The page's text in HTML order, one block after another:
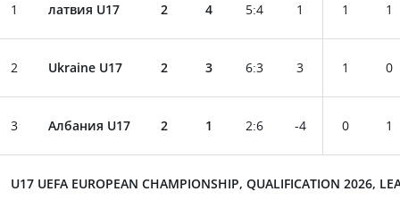
1 латвия U17 2 4 5:4 1 1 1
2 Ukraine U17 2 3 6:3 3 1 0
3 Албания U17 2 1 2:6 -4 0 1
U17 UEFA EUROPEAN CHAMPIONSHIP, QUALIFICATION 2026,